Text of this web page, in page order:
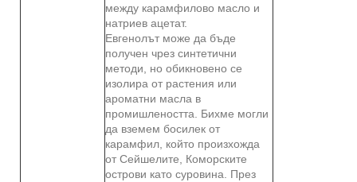
между карамфилово масло и
натриев ацетат.
Евгенолът може да бъде
получен чрез синтетични
методи, но обикновено се
изолира от растения или
ароматни масла в
промишлеността. Бихме могли
да вземем босилек от
карамфил, който произхожда
от Сейшелите, Коморските
острови като суровина. През